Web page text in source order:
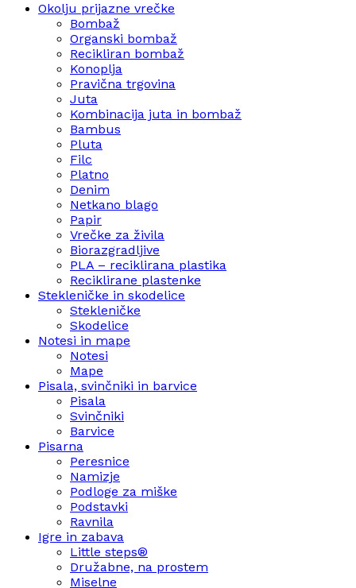
Okolju prijazne vrečke
Bombaž
Organski bombaž
Recikliran bombaž
Konoplja
Pravična trgovina
Juta
Kombinacija juta in bombaž
Bambus
Pluta
Filc
Platno
Denim
Netkano blago
Papir
Vrečke za živila
Biorazgradljive
PLA – reciklirana plastika
Reciklirane plastenke
Stekleničke in skodelice
Stekleničke
Skodelice
Notesi in mape
Notesi
Mape
Pisala, svinčniki in barvice
Pisala
Svinčniki
Barvice
Pisarna
Peresnice
Namizje
Podloge za miške
Podstavki
Ravnila
Igre in zabava
Little steps®
Družabne, na prostem
Miselne